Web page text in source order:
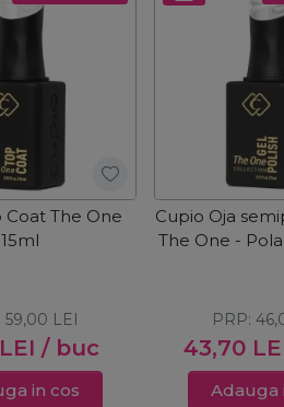
Coat The One
15ml
LEI / buc
59,00 LEI
in cos
Cupio Oja
The One -
43,70
PRP:
Adauga